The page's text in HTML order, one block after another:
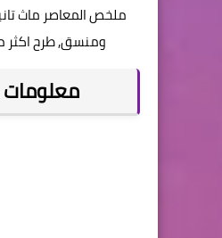
ملخص المعاصر ماث
ومنسق, طرح اكثر
معلومات